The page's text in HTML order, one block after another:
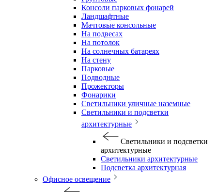
Консоли парковых фонарей
Ландшафтные
Мачтовые консольные
На подвесах
На потолок
На солнечных батареях
На стену
Парковые
Подводные
Прожекторы
Фонарики
Светильники уличные наземные
Светильники и подсветки
архитектурные
Светильники и подсветки
архитектурные
Светильники архитектурные
Подсветка архитектурная
Офисное освещение